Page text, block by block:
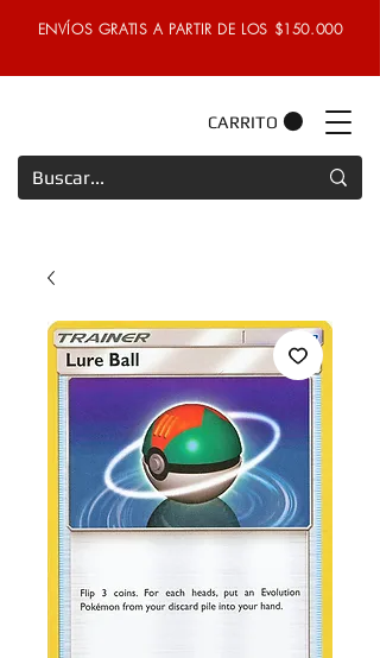
ENVÍOS GRATIS A PARTIR DE LOS $150.000
CARRITO